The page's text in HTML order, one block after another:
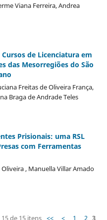
Viana Ferreira, Andrea
de Licenciatura em
das Mesorregiões do São
Freitas de Oliveira França,
Braga de Andrade Teles
Prisionais: uma RSL
com Ferramentas
, Manuella Villar Amado
15 de 15 itens << < 1 2 3